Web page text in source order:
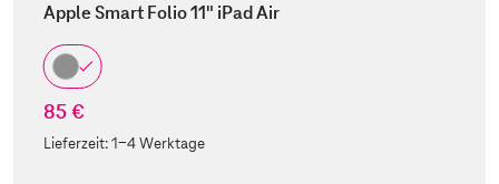
Apple Smart Folio 11" iPad Air
85 €
Lieferzeit:1-4 Werktage